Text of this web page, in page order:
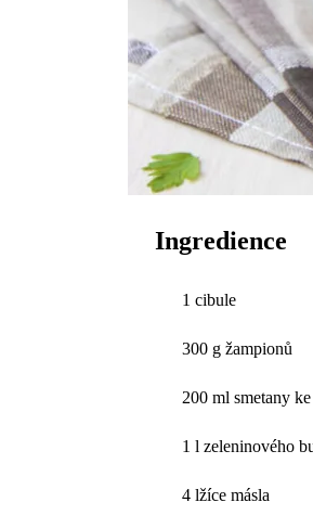
Ingredience
1 cibule
300 g žampionů
200 ml smetany
1 l zeleninového
4 lžíce másla